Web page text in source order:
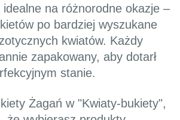
idealne na różnorodne okazje –
po bardziej wyszukane
kwiatów. Każdy
zapakowany, aby dotarł
stanie.
Żagań w "Kwiaty-bukiety",